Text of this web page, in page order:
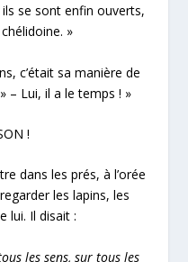
se sont enfin ouverts,
»
c’était sa manière de
» – Lui, il a le temps ! »
!
dans les prés, à l’orée
les lapins, les
lui. Il disait :
les sens, sur tous les